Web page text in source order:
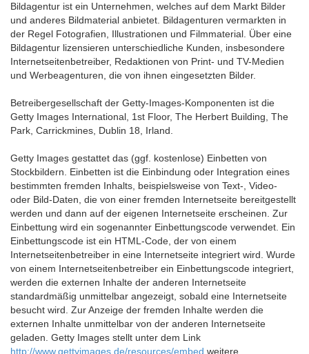
Bildagentur ist ein Unternehmen, welches auf dem Markt Bilder
und anderes Bildmaterial anbietet. Bildagenturen vermarkten in
der Regel Fotografien, Illustrationen und Filmmaterial. Über eine
Bildagentur lizensieren unterschiedliche Kunden, insbesondere
Internetseitenbetreiber, Redaktionen von Print- und TV-Medien
und Werbeagenturen, die von ihnen eingesetzten Bilder.
Betreibergesellschaft der Getty-Images-Komponenten ist die
Getty Images International, 1st Floor, The Herbert Building, The
Park, Carrickmines, Dublin 18, Irland.
Getty Images gestattet das (ggf. kostenlose) Einbetten von
Stockbildern. Einbetten ist die Einbindung oder Integration eines
bestimmten fremden Inhalts, beispielsweise von Text-, Video-
oder Bild-Daten, die von einer fremden Internetseite bereitgestellt
werden und dann auf der eigenen Internetseite erscheinen. Zur
Einbettung wird ein sogenannter Einbettungscode verwendet. Ein
Einbettungscode ist ein HTML-Code, der von einem
Internetseitenbetreiber in eine Internetseite integriert wird. Wurde
von einem Internetseitenbetreiber ein Einbettungscode integriert,
werden die externen Inhalte der anderen Internetseite
standardmäßig unmittelbar angezeigt, sobald eine Internetseite
besucht wird. Zur Anzeige der fremden Inhalte werden die
externen Inhalte unmittelbar von der anderen Internetseite
geladen. Getty Images stellt unter dem Link
http://www.gettyimages.de/resources/embed weitere